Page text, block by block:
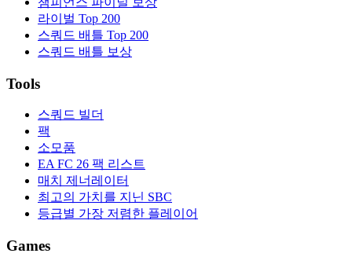
라이벌 Top 200
스쿼드 배틀 Top 200
스쿼드 배틀 보상
Tools
스쿼드 빌더
팩
소모품
EA FC 26 팩 리스트
매치 제너레이터
최고의 가치를 지닌 SBC
등급별 가장 저렴한 플레이어
Games